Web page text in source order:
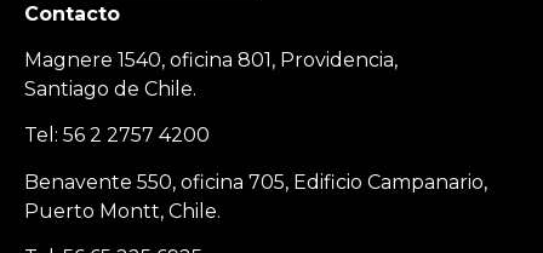
Contacto
Magnere 1540, oficina 801, Providencia,
Santiago de Chile.
Tel: 56 2 2757 4200
Benavente 550, oficina 705, Edificio Campanario,
Puerto Montt, Chile.